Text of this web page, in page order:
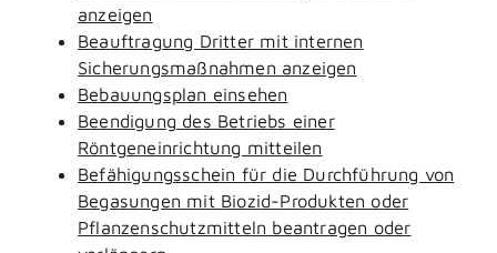
anzeigen
Beauftragung Dritter mit internen
Sicherungsmaßnahmen anzeigen
Bebauungsplan einsehen
Beendigung des Betriebs einer
Röntgeneinrichtung mitteilen
Befähigungsschein für die Durchführung von
Begasungen mit Biozid-Produkten oder
Pflanzenschutzmitteln beantragen oder